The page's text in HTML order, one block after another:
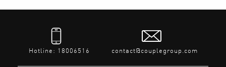
Hotline: 18006516 contact@couplegroup.com